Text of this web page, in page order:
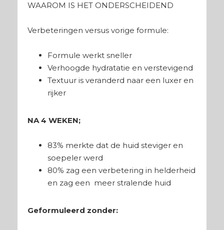
WAAROM IS HET ONDERSCHEIDEND
Verbeteringen versus vorige formule:
Formule werkt sneller
Verhoogde hydratatie en verstevigend
Textuur is veranderd naar een luxer en
rijker
NA 4 WEKEN;
83% merkte dat de huid steviger en
soepeler werd
80% zag een verbetering in helderheid
en zag een meer stralende huid
Geformuleerd zonder: